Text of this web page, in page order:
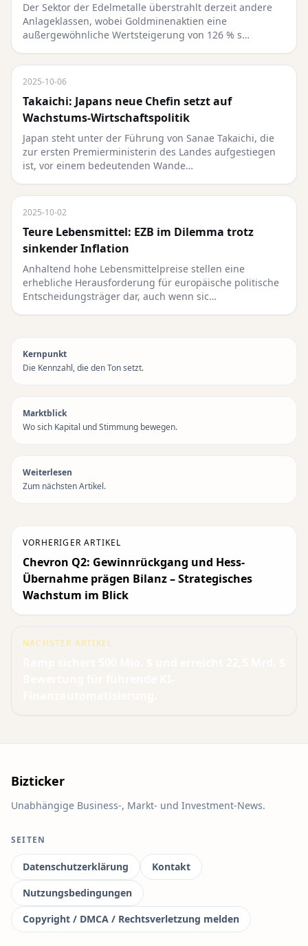
Der Sektor der Edelmetalle überstrahlt derzeit andere
Anlageklassen, wobei Goldminenaktien eine
außergewöhnliche Wertsteigerung von 126 % s…
2025-10-06
Takaichi: Japans neue Chefin setzt auf
Wachstums-Wirtschaftspolitik
Japan steht unter der Führung von Sanae Takaichi, die
zur ersten Premierministerin des Landes aufgestiegen
ist, vor einem bedeutenden Wande…
2025-10-02
Teure Lebensmittel: EZB im Dilemma trotz
sinkender Inflation
Anhaltend hohe Lebensmittelpreise stellen eine
erhebliche Herausforderung für europäische politische
Entscheidungsträger dar, auch wenn sic…
Kernpunkt
Die Kennzahl, die den Ton setzt.
Marktblick
Wo sich Kapital und Stimmung bewegen.
Weiterlesen
Zum nächsten Artikel.
VORHERIGER ARTIKEL
Chevron Q2: Gewinnrückgang und Hess-
Übernahme prägen Bilanz – Strategisches
Wachstum im Blick
NÄCHSTER ARTIKEL
Bizticker
Unabhängige Business-, Markt- und Investment-News.
SEITEN
Datenschutzerklärung
Kontakt
Nutzungsbedingungen
Copyright / DMCA / Rechtsverletzung melden